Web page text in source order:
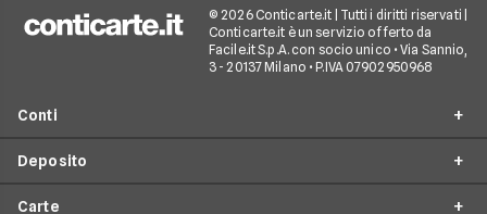
© 2026 Conticarte.it | Tutti i diritti riservati |
Conticarte.it è un servizio offerto da
Facile.it S.p.A. con socio unico • Via Sannio,
3 - 20137 Milano • P.IVA 07902950968
Conti
Conto corrente
Migliori conti correnti
Deposito
Carte